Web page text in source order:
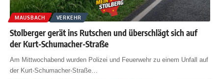
MAUSBACH VERKEHR
Stolberger gerät ins Rutschen und überschlägt sich auf
der Kurt-Schumacher-Straße
Am Mittwochabend wurden Polizei und Feuerwehr zu einem Unfall auf
der Kurt-Schumacher-Straße…